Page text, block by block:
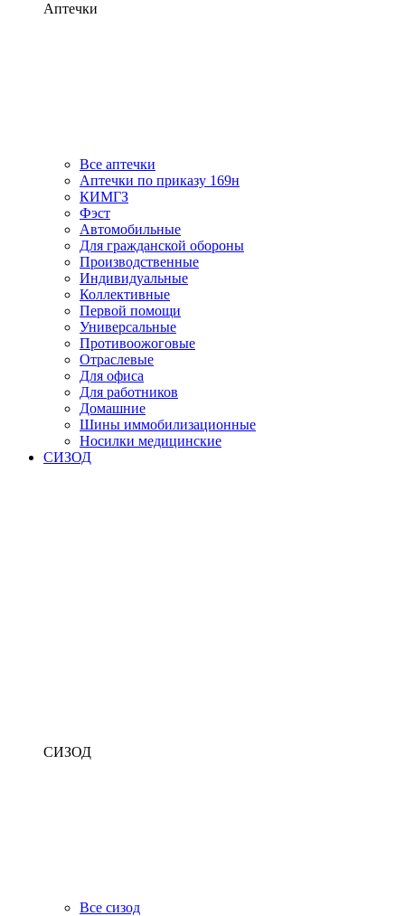
Аптечки
Все аптечки
Аптечки по приказу 169н
КИМГЗ
Фэст
Автомобильные
Для гражданской обороны
Производственные
Индивидуальные
Коллективные
Первой помощи
Универсальные
Противоожоговые
Отраслевые
Для офиса
Для работников
Домашние
Шины иммобилизационные
Носилки медицинские
СИЗОД
СИЗОД
Все сизод